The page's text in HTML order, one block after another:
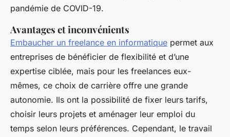
pandémie de COVID-19.
Avantages et inconvénients
Embaucher un freelance en informatique permet aux
entreprises de bénéficier de flexibilité et d’une
expertise ciblée, mais pour les freelances eux-
mêmes, ce choix de carrière offre une grande
autonomie. Ils ont la possibilité de fixer leurs tarifs,
choisir leurs projets et aménager leur emploi du
temps selon leurs préférences. Cependant, le travail